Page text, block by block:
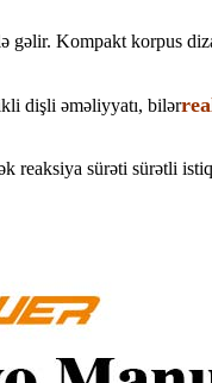
Kompakt korpus
dişli əməliyyatı, bilər
reaksiya sürəti sürətli